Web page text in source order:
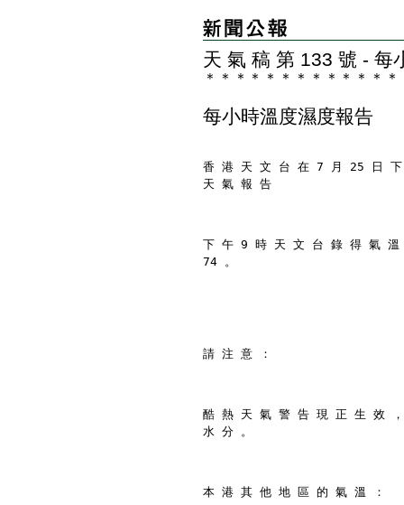
天 氣 稿 第 133 號 - 每
＊ ＊ ＊ ＊ ＊ ＊ ＊ ＊ ＊ ＊ ＊ ＊ ＊
每小時溫度濕度報告
香 港 天 文 台 在 7 月 25 日
天 氣 報 告
下 午 9 時 天 文 台 錄 得 氣
74 。
請 注 意 ：
酷 熱 天 氣 警 告 現 正 生 效
水 分 。
本 港 其 他 地 區 的 氣 溫 ：